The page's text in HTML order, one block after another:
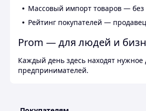
Массовый импорт товаров — без
Рейтинг покупателей —
Prom — для людей и
Каждый день здесь находят
предпринимателей.